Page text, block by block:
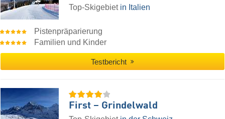
Top-Skigebiet in Italien
Pistenpräparierung
Familien und Kinder
Testbericht
First – Grindelwald